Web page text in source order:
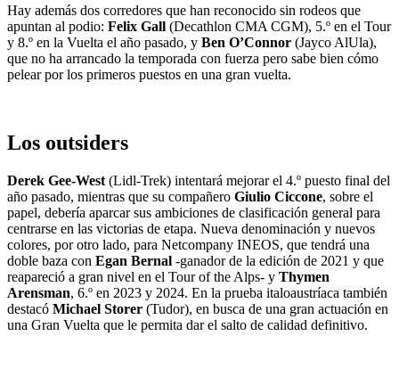
Hay además dos corredores que han reconocido sin rodeos que
apuntan al podio: Felix Gall (Decathlon CMA CGM), 5.º en el Tour
y 8.º en la Vuelta el año pasado, y Ben O’Connor (Jayco AlUla),
que no ha arrancado la temporada con fuerza pero sabe bien cómo
pelear por los primeros puestos en una gran vuelta.
Los outsiders
Derek Gee-West (Lidl-Trek) intentará mejorar el 4.º puesto final del
año pasado, mientras que su compañero Giulio Ciccone, sobre el
papel, debería aparcar sus ambiciones de clasificación general para
centrarse en las victorias de etapa. Nueva denominación y nuevos
colores, por otro lado, para Netcompany INEOS, que tendrá una
doble baza con Egan Bernal -ganador de la edición de 2021 y que
reapareció a gran nivel en el Tour of the Alps- y Thymen
Arensman, 6.º en 2023 y 2024. En la prueba italoaustríaca también
destacó Michael Storer (Tudor), en busca de una gran actuación en
una Gran Vuelta que le permita dar el salto de calidad definitivo.